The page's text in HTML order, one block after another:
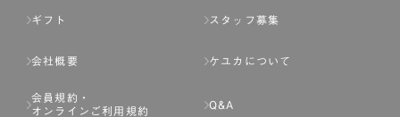
ギフト スタッフ募集
会社概要 ケユカについて
会員規約・
オンラインご利用規約
Q&A